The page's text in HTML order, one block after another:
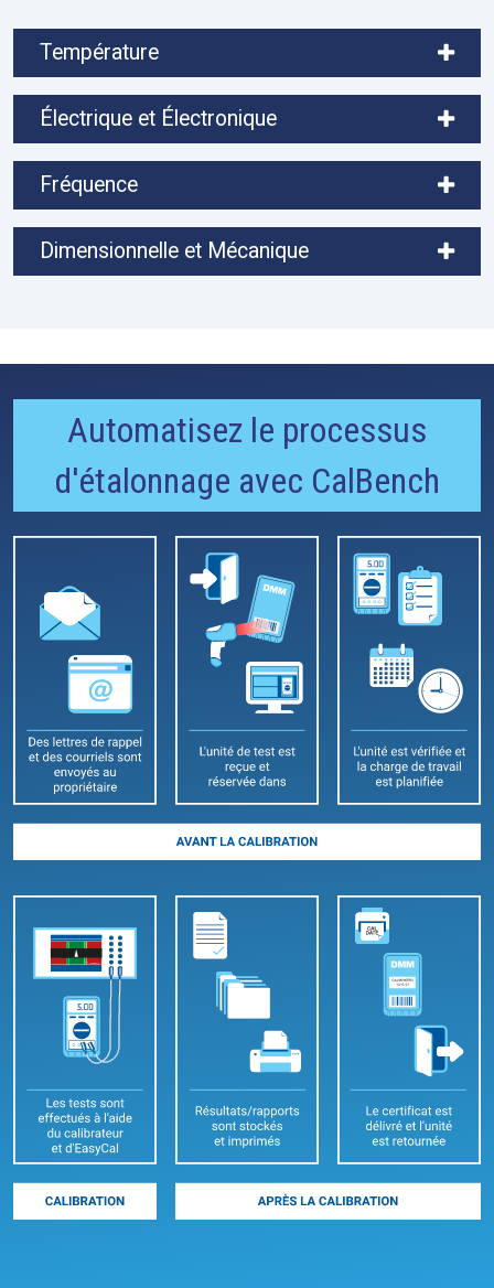
Température
Électrique et Électronique
Fréquence
Dimensionnelle et Mécanique
Automatisez le processus
d'étalonnage avec CalBench